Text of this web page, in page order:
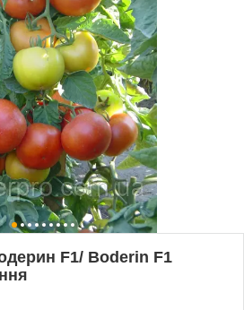
F1/ Boderin F1